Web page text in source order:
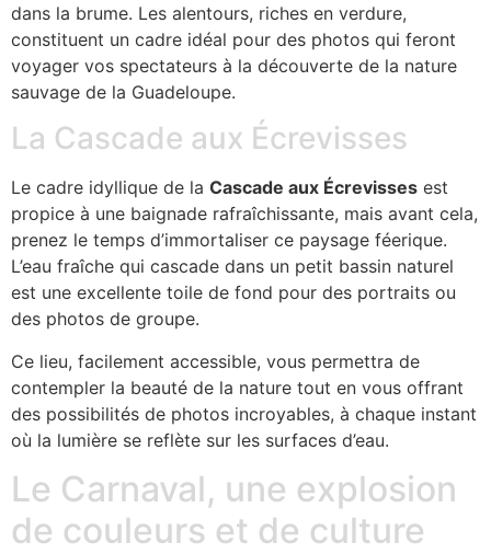
dans la brume. Les alentours, riches en verdure,
constituent un cadre idéal pour des photos qui feront
voyager vos spectateurs à la découverte de la nature
sauvage de la Guadeloupe.
La Cascade aux Écrevisses
Le cadre idyllique de la Cascade aux Écrevisses est
propice à une baignade rafraîchissante, mais avant cela,
prenez le temps d’immortaliser ce paysage féerique.
L’eau fraîche qui cascade dans un petit bassin naturel
est une excellente toile de fond pour des portraits ou
des photos de groupe.
Ce lieu, facilement accessible, vous permettra de
contempler la beauté de la nature tout en vous offrant
des possibilités de photos incroyables, à chaque instant
où la lumière se reflète sur les surfaces d’eau.
Le Carnaval, une explosion
de couleurs et de culture